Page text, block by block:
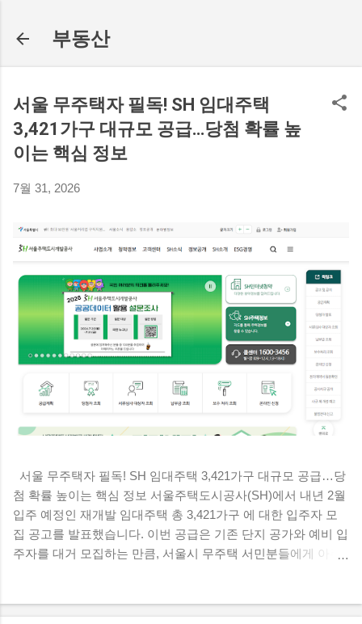
부동산
서울 무주택자 필독! SH 임대주택
3,421가구 대규모 공급…당첨 확률 높
이는 핵심 정보
7월 31, 2026
서울 무주택자 필독! SH 임대주택 3,421가구 대규모 공급…당
첨 확률 높이는 핵심 정보 서울주택도시공사(SH)에서 내년 2월
입주 예정인 재개발 임대주택 총 3,421가구 에 대한 입주자 모
집 공고를 발표했습니다. 이번 공급은 기존 단지 공가와 예비 입
주자를 대거 모집하는 만큼, 서울시 무주택 서민분들에게 아주